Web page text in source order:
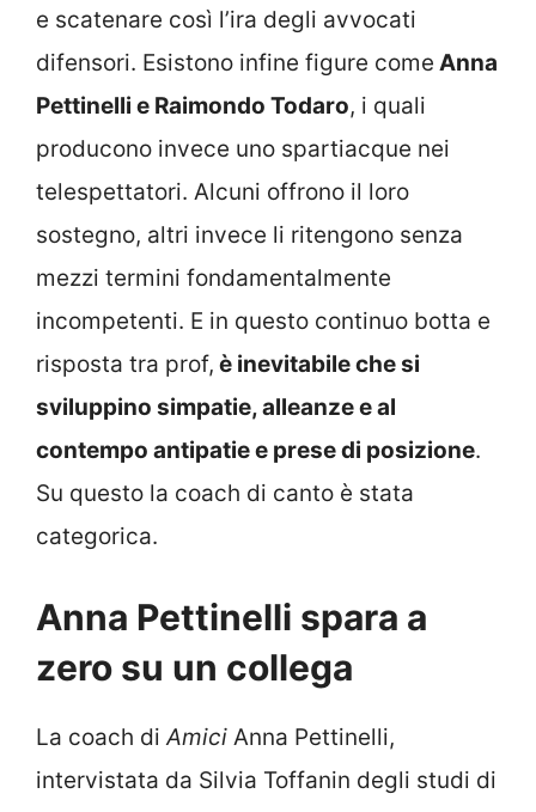
e scatenare così l’ira degli avvocati
difensori. Esistono infine figure come Anna
Pettinelli e Raimondo Todaro, i quali
producono invece uno spartiacque nei
telespettatori. Alcuni offrono il loro
sostegno, altri invece li ritengono senza
mezzi termini fondamentalmente
incompetenti. E in questo continuo botta e
risposta tra prof, è inevitabile che si
sviluppino simpatie, alleanze e al
contempo antipatie e prese di posizione.
Su questo la coach di canto è stata
categorica.
Anna Pettinelli spara a
zero su un collega
La coach diAmici Anna Pettinelli,
intervistata da Silvia Toffanin degli studi di